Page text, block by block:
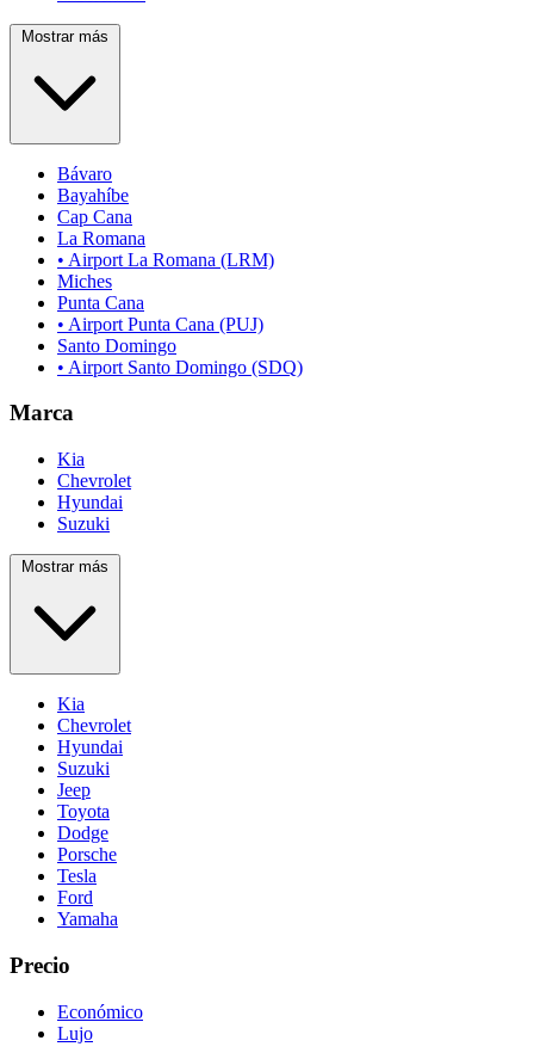
Mostrar más
Bávaro
Bayahíbe
Cap Cana
La Romana
• Airport La Romana (LRM)
Miches
Punta Cana
• Airport Punta Cana (PUJ)
Santo Domingo
• Airport Santo Domingo (SDQ)
Marca
Kia
Chevrolet
Hyundai
Suzuki
Mostrar más
Kia
Chevrolet
Hyundai
Suzuki
Jeep
Toyota
Dodge
Porsche
Tesla
Ford
Yamaha
Precio
Económico
Lujo